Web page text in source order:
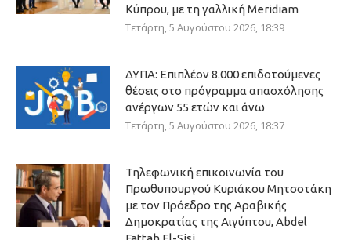
Κύπρου, με τη γαλλική Meridiam
Τετάρτη, 5 Αυγούστου 2026, 18:39
ΔΥΠΑ: Επιπλέον 8.000 επιδοτούμενες
θέσεις στο πρόγραμμα απασχόλησης
ανέργων 55 ετών και άνω
Τετάρτη, 5 Αυγούστου 2026, 18:37
Τηλεφωνική επικοινωνία του
Πρωθυπουργού Κυριάκου Μητσοτάκη
με τον Πρόεδρο της Αραβικής
Δημοκρατίας της Αιγύπτου, Abdel